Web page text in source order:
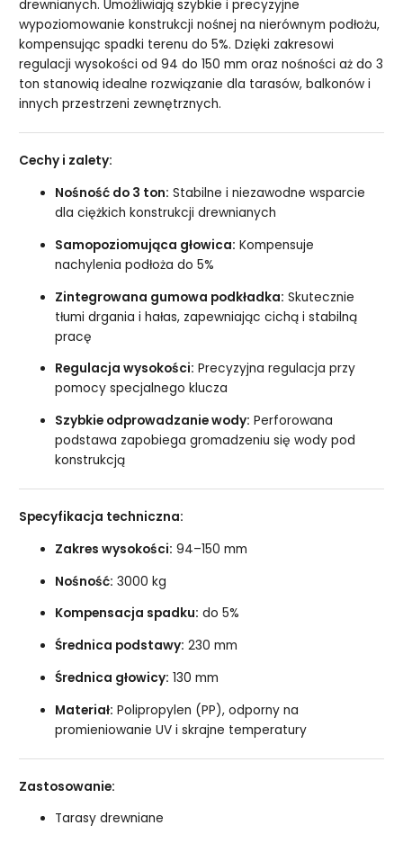
drewnianych. Umożliwiają szybkie i precyzyjne
wypoziomowanie konstrukcji nośnej na nierównym podłożu,
kompensując spadki terenu do 5%. Dzięki zakresowi
regulacji wysokości od 94 do 150 mm oraz nośności aż do 3
ton stanowią idealne rozwiązanie dla tarasów, balkonów i
innych przestrzeni zewnętrznych.
Cechy i zalety:
Nośność do 3 ton: Stabilne i niezawodne wsparcie
dla ciężkich konstrukcji drewnianych
Samopoziomująca głowica: Kompensuje
nachylenia podłoża do 5%
Zintegrowana gumowa podkładka: Skutecznie
tłumi drgania i hałas, zapewniając cichą i stabilną
pracę
Regulacja wysokości: Precyzyjna regulacja przy
pomocy specjalnego klucza
Szybkie odprowadzanie wody: Perforowana
podstawa zapobiega gromadzeniu się wody pod
konstrukcją
Specyfikacja techniczna:
Zakres wysokości: 94–150 mm
Nośność: 3000 kg
Kompensacja spadku: do 5%
Średnica podstawy: 230 mm
Średnica głowicy: 130 mm
Materiał: Polipropylen (PP), odporny na
promieniowanie UV i skrajne temperatury
Zastosowanie:
Tarasy drewniane